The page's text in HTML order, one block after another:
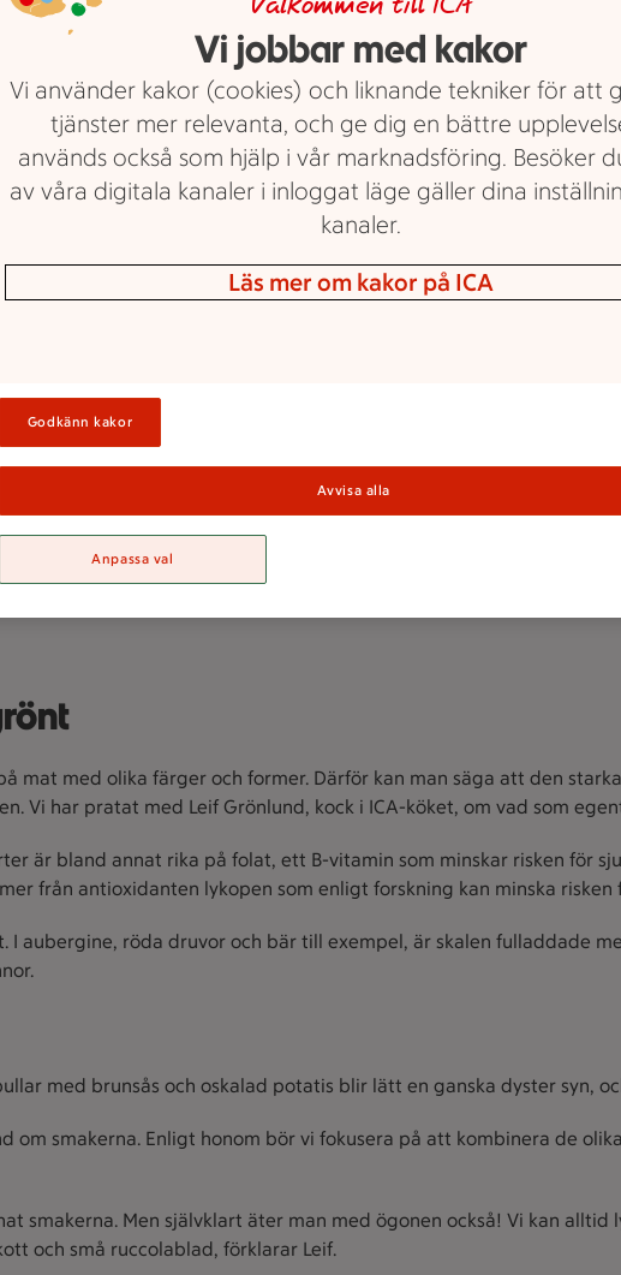
Färgglad nyttig
mat gör måltiden
roligare
Med färgglada grönsaker piffar du
enkelt till en färgglös middag. Men
naturligt färgglad mat är inte bara
Tips! Kolla in vårarecept med
grönsaker.
mat med olika färger och former. Därför kan man säga att den
Vi har pratat med Leif Grönlund, kock i ICA-köket, om vad som
är bland annat rika på folat, ett B-vitamin som minskar risken för
från antioxidanten lykopen som enligt forskning kan minska
I aubergine, röda druvor och bär till exempel, är skalen fulladdade
med brunsås och oskalad potatis blir lätt en ganska dyster syn,
om smakerna. Enligt honom bör vi fokusera på att kombinera de
smakerna. Men självklart äter man med ögonen också! Vi kan
och små ruccolablad, förklarar Leif.
Välkommen till ICA
Vi jobbar med kakor
Vi använder kakor (cookies) och liknande tekniker för att
tjänster mer relevanta, och ge dig en bättre
används också som hjälp i vår marknadsföring. Besöker
av våra digitala kanaler i inloggat läge gäller dina
kanaler.
Läs mer om kakor på ICA
Godkänn kakor
Avvisa alla
Anpassa val